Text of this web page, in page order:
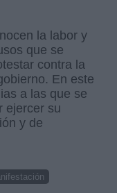
la labor y
que se
contra la
En este
a las que se
ejercer su
y de